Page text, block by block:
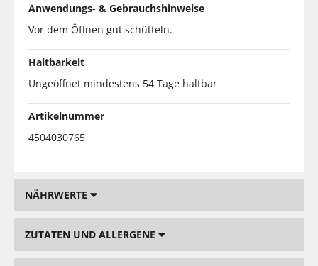
Anwendungs- & Gebrauchshinweise
Vor dem Öffnen gut schütteln.
Haltbarkeit
Ungeöffnet mindestens 54 Tage haltbar
Artikelnummer
4504030765
NÄHRWERTE
ZUTATEN UND ALLERGENE